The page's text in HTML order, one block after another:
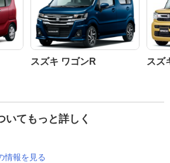
スズキ ワゴンR スズ
いてもっと詳しく
情報を見る